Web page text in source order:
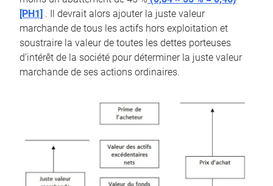
[PH1] . Il devrait alors ajouter la juste valeur
marchande de tous les actifs hors exploitation et
soustraire la valeur de toutes les dettes porteuses
d’intérêt de la société pour déterminer la juste valeur
marchande de ses actions ordinaires.